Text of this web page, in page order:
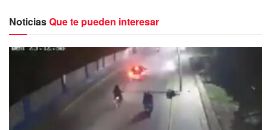
NoticiasQue te pueden interesar